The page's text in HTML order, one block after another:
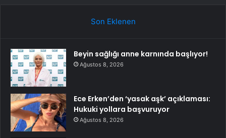
Son Eklenen
Beyin sağlığı anne karnında başlıyor!
Ağustos 8, 2026
Ece Erken’den ‘yasak aşk’ açıklaması:
Hukuki yollara başvuruyor
Ağustos 8, 2026